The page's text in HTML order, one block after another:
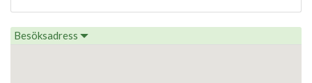
Besöksadress